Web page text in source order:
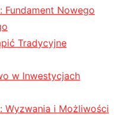
Fundament Nowego
Tradycyjne
w Inwestycjach
Wyzwania i Możliwości